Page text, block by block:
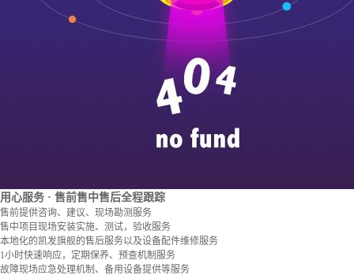
用心服务 · 售前售中售后全程跟踪
售前提供咨询、建议、现场勘测服务
售中项目现场安装实施、测试，验收服务
本地化的凯发旗舰的售后服务以及设备配件维修服务
1小时快速响应，定期保养、预查机制服务
故障现场应急处理机制、备用设备提供等服务